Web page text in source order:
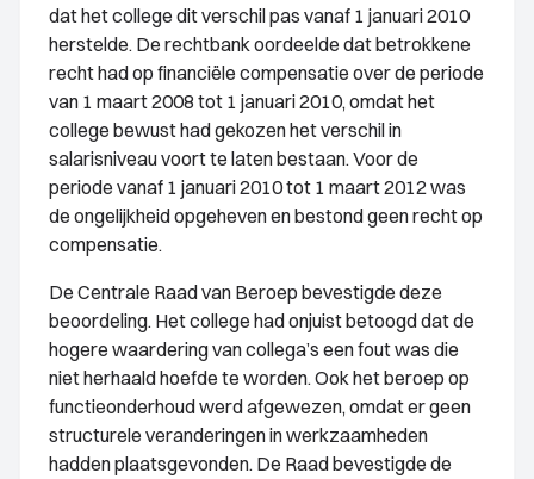
dat het college dit verschil pas vanaf 1 januari 2010
herstelde. De rechtbank oordeelde dat betrokkene
recht had op financiële compensatie over de periode
van 1 maart 2008 tot 1 januari 2010, omdat het
college bewust had gekozen het verschil in
salarisniveau voort te laten bestaan. Voor de
periode vanaf 1 januari 2010 tot 1 maart 2012 was
de ongelijkheid opgeheven en bestond geen recht op
compensatie.
De Centrale Raad van Beroep bevestigde deze
beoordeling. Het college had onjuist betoogd dat de
hogere waardering van collega’s een fout was die
niet herhaald hoefde te worden. Ook het beroep op
functieonderhoud werd afgewezen, omdat er geen
structurele veranderingen in werkzaamheden
hadden plaatsgevonden. De Raad bevestigde de